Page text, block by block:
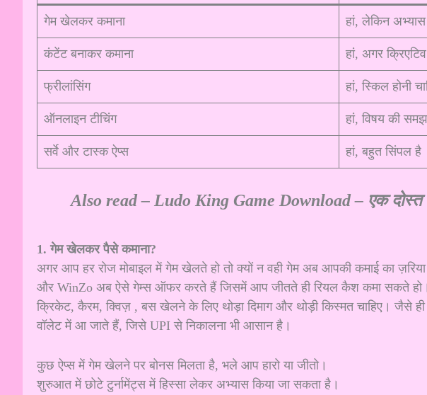
गेम खेलकर कमाना हां, लेकिन अभ्यास
कंटेंट बनाकर कमाना हां, अगर क्रिएटिव
फ्रीलांसिंग हां, स्किल होनी
ऑनलाइन टीचिंग हां, विषय की
सर्वे और टास्क ऐप्स हां, बहुत सिंपल है
Also read – Ludo King Game Download – एक दोस्त
1. गेम खेलकर पैसे कमाना?
अगर आप हर रोज मोबाइल में गेम खेलते हो तो क्यों न वही गेम अब आपकी कमाई का
और WinZo अब ऐसे गेम्स ऑफर करते हैं जिसमें आप जीतते ही रियल कैश कमा सकते हो।
क्रिकेट, कैरम, क्विज़ , बस खेलने के लिए थोड़ा दिमाग और थोड़ी किस्मत चाहिए। जैसे
वॉलेट में आ जाते हैं, जिसे UPI से निकालना भी आसान है।
कुछ ऐप्स में गेम खेलने पर बोनस मिलता है, भले आप हारो या जीतो।
शुरुआत में छोटे टुर्नामेंट्स में हिस्सा लेकर अभ्यास किया जा सकता है।